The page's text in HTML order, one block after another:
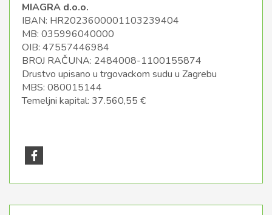
MIAGRA d.o.o.
IBAN: HR2023600001103239404
MB: 035996040000
OIB: 47557446984
BROJ RAČUNA: 2484008-1100155874
Drustvo upisano u trgovackom sudu u Zagrebu
MBS: 080015144
Temeljni kapital: 37.560,55 €